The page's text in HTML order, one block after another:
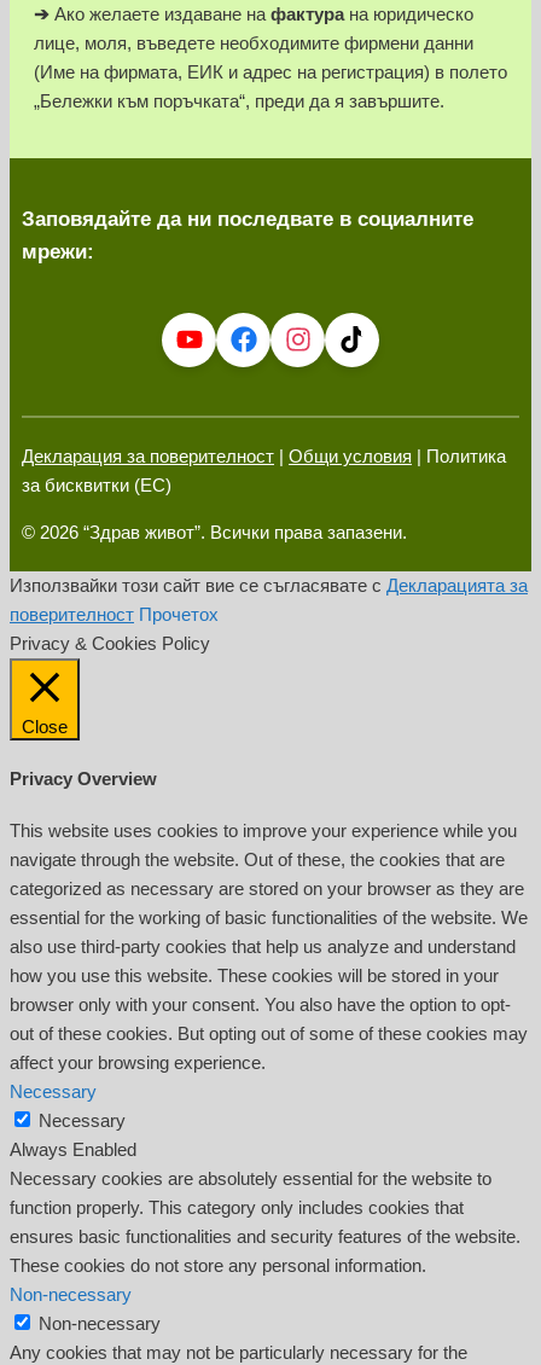
➔ Ако желаете издаване на фактура на юридическо
лице, моля, въведете необходимите фирмени данни
(Име на фирмата, ЕИК и адрес на регистрация) в полето
„Бележки към поръчката“, преди да я завършите.
Заповядайте да ни последвате в социалните
мрежи:
Декларация за поверителност | Общи условия | Политика
за бисквитки (ЕС)
© 2026 “Здрав живот”. Всички права запазени.
Използвайки този сайт вие се съгласявате с Декларацията за
поверителност Прочетох
Privacy & Cookies Policy
Close
Privacy Overview
This website uses cookies to improve your experience while you
navigate through the website. Out of these, the cookies that are
categorized as necessary are stored on your browser as they are
essential for the working of basic functionalities of the website. We
also use third-party cookies that help us analyze and understand
how you use this website. These cookies will be stored in your
browser only with your consent. You also have the option to opt-
out of these cookies. But opting out of some of these cookies may
affect your browsing experience.
Necessary
Necessary
Always Enabled
Necessary cookies are absolutely essential for the website to
function properly. This category only includes cookies that
ensures basic functionalities and security features of the website.
These cookies do not store any personal information.
Non-necessary
Non-necessary
Any cookies that may not be particularly necessary for the